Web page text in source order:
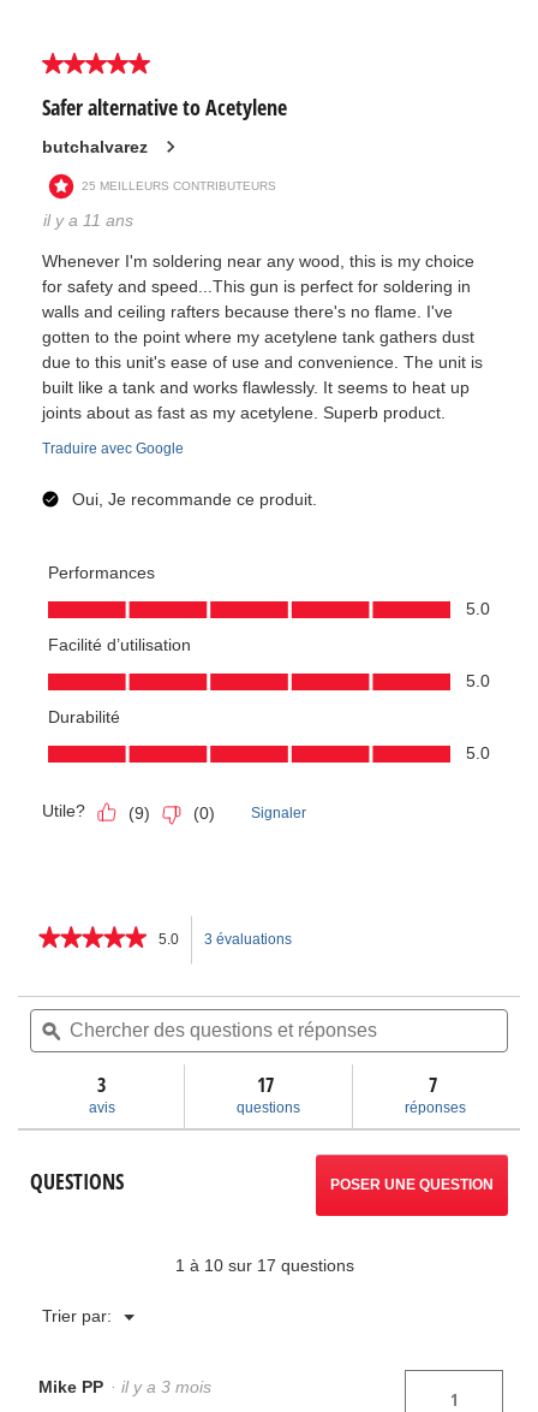
★★★★★
★★★★★
Lire
avis
électrique
5.0 3 évaluations
permettra
aux
Chercher
des
questions
réponses
ϙ
3
avis
17
questions
7
réponses
QUESTIONS POSER UNE QUESTION
1 à 10 sur 17 questions
Trier par: ▼
Menu
Mike PP · il y a 3 mois
1